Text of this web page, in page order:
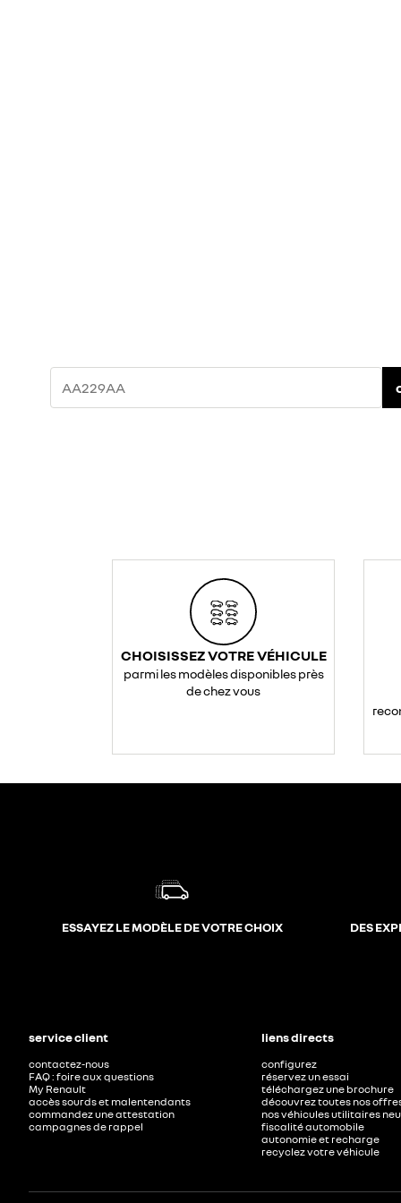
CHOISISSEZ VOTRE VÉHICULE
parmi les modèles disponibles près
de chez vous
ESSAYEZ LE MODÈLE DE VOTRE CHOIX DES
service client
contactez-nous
FAQ : foire aux questions
My Renault
accès sourds et malentendants
commandez une attestation
campagnes de rappel
liens directs
configurez
réservez un essai
téléchargez une brochure
découvrez toutes nos
nos véhicules utilitaires
fiscalité automobile
autonomie et recharge
recyclez votre véhicule